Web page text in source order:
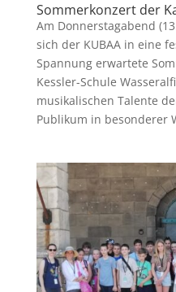
Sommerkonzert der
Am Donnerstagabend
sich der KUBAA in eine
Spannung erwartete
Kessler-Schule
musikalischen Talente
Publikum in besonderer